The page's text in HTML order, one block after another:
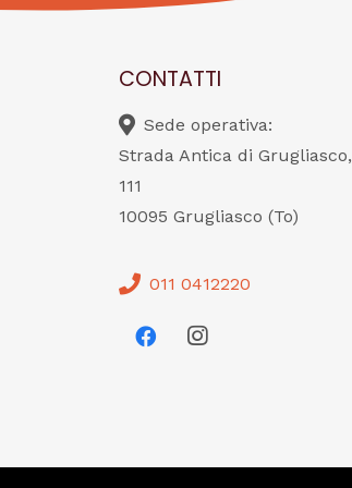
CONTATTI
Sede operativa:
Strada Antica di Grugliasco,
111
10095 Grugliasco (To)
011 0412220